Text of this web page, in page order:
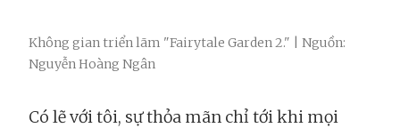
Không gian triển lãm "Fairytale Garden 2." | Nguồn:
Nguyễn Hoàng Ngân
Có lẽ với tôi, sự thỏa mãn chỉ tới khi mọi